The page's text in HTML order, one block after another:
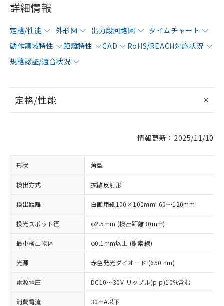
詳細情報
定格/性能 外形図 出力段回路図
タイムチャート
動作領域特性
距離特性 CAD
RoHS/REACH対応状況
規格認証/適合状況
定格/性能
情報更新：2025/11/10
形状 角型
検出方式 拡散反射形
検出距離 白画用紙100×100mm: 60～120mm
投光スポット径 φ2.5mm (検出距離90mm)
最小検出物体 φ0.1mm以上 (銅素線)
光源 赤色発光ダイオード (650 nm)
電源電圧 DC10～30V リップル(p-p)10%含む
消費電流 30mA以下